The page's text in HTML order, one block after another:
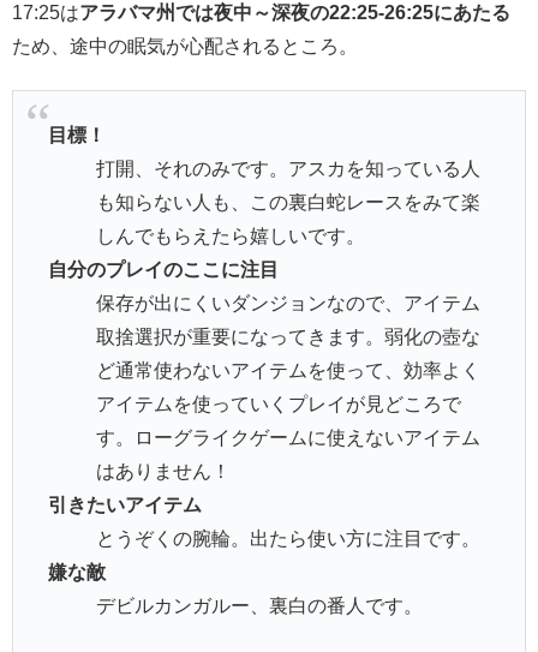
17:25はアラバマ州では夜中～深夜の22:25-26:25にあたる
ため、途中の眠気が心配されるところ。
目標！
打開、それのみです。アスカを知っている人
も知らない人も、この裏白蛇レースをみて楽
しんでもらえたら嬉しいです。
自分のプレイのここに注目
保存が出にくいダンジョンなので、アイテム
取捨選択が重要になってきます。弱化の壺な
ど通常使わないアイテムを使って、効率よく
アイテムを使っていくプレイが見どころで
す。ローグライクゲームに使えないアイテム
はありません！
引きたいアイテム
とうぞくの腕輪。出たら使い方に注目です。
嫌な敵
デビルカンガルー、裏白の番人です。